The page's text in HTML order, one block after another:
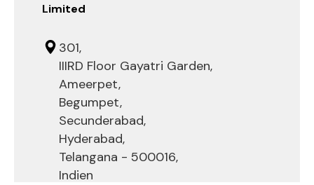
Limited
301,
IIIRD Floor Gayatri Garden,
Ameerpet,
Begumpet,
Secunderabad,
Hyderabad,
Telangana - 500016,
Indien